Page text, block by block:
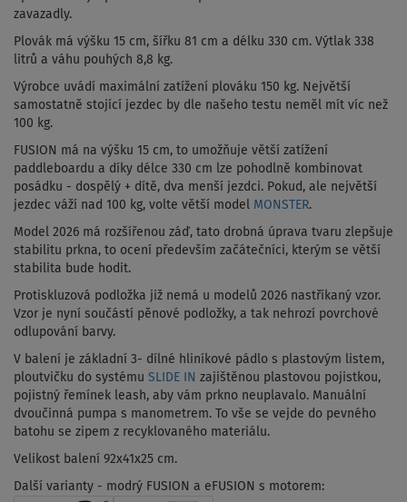
zavazadly.
Plovák má výšku 15 cm, šířku 81 cm a délku 330 cm. Výtlak 338
litrů a váhu pouhých 8,8 kg.
Výrobce uvádí maximální zatížení plováku 150 kg. Největší
samostatně stojící jezdec by dle našeho testu neměl mít víc než
100 kg.
FUSION má na výšku 15 cm, to umožňuje větší zatížení
paddleboardu a díky délce 330 cm lze pohodlně kombinovat
posádku - dospělý + dítě, dva menší jezdci. Pokud, ale největší
jezdec váží nad 100 kg, volte větší model MONSTER.
Model 2026 má rozšířenou záď, tato drobná úprava tvaru zlepšuje
stabilitu prkna, to ocení především začátečníci, kterým se větší
stabilita bude hodit.
Protiskluzová podložka již nemá u modelů 2026 nastříkaný vzor.
Vzor je nyní součástí pěnové podložky, a tak nehrozí povrchové
odlupování barvy.
V balení je základní 3- dílné hliníkové pádlo s plastovým listem,
ploutvičku do systému SLIDE IN zajištěnou plastovou pojistkou,
pojistný řemínek leash, aby vám prkno neuplavalo. Manuální
dvoučinná pumpa s manometrem. To vše se vejde do pevného
batohu se zipem z recyklovaného materiálu.
Velikost balení 92x41x25 cm.
Další varianty - modrý FUSION a eFUSION s motorem: